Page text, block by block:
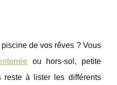
de vos rêves ? Vous
ou hors-sol, petite
à lister les différents